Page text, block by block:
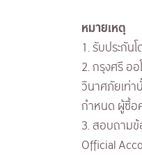
หมายเหตุ
1. รับประกั
2. กรุงศรี อ
วินาศภัยเท่า
กำหนด ผู้ซื้อ
3. สอบถามข้
Official